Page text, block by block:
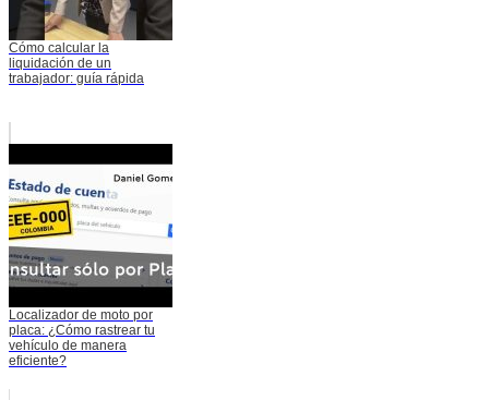
Cómo calcular la
liquidación de un
trabajador: guía rápida
Localizador de moto por
placa: ¿Cómo rastrear tu
vehículo de manera
eficiente?